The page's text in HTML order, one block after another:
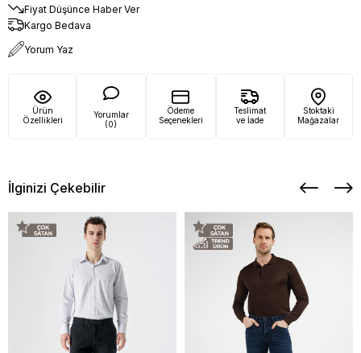
Fiyat Düşünce Haber Ver
Kargo Bedava
Yorum Yaz
Ürün
Özellikleri
Yorumlar
(0)
Ödeme
Seçenekleri
Teslimat
ve İade
Stoktaki
Mağazalar
İlginizi Çekebilir